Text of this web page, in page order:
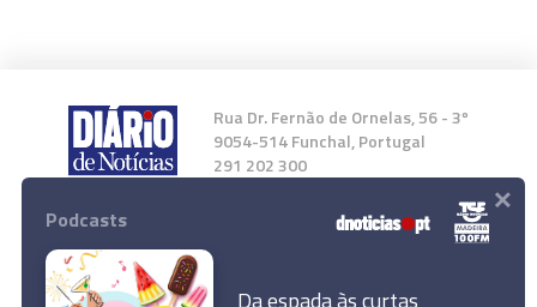
Rua Dr. Fernão de Ornelas, 56 - 3º
9054-514 Funchal, Portugal
291 202 300
Instale a nossa App
Podcasts
Da espada às curtas
×